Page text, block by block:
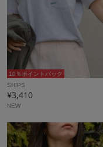
10％ポイントバック
SHIPS
¥3,410
NEW